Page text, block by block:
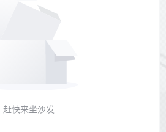
赶快来坐沙发